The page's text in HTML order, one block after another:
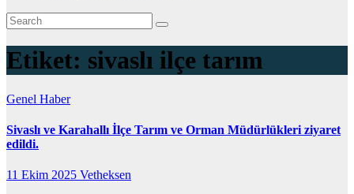
Etiket: sivaslı ilçe tarım
Genel Haber
Sivaslı ve Karahallı İlçe Tarım ve Orman Müdürlükleri ziyaret
edildi.
11 Ekim 2025 Vetheksen